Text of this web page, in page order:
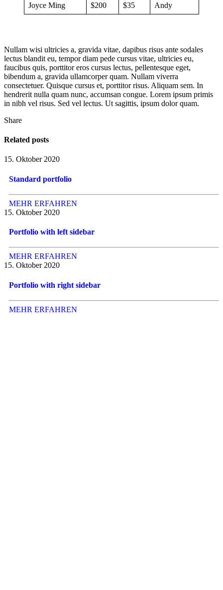
Joyce Ming $200 $35 Andy
Nullam wisi ultricies a, gravida vitae, dapibus risus ante sodales
lectus blandit eu, tempor diam pede cursus vitae, ultricies eu,
faucibus quis, porttitor eros cursus lectus, pellentesque eget,
bibendum a, gravida ullamcorper quam. Nullam viverra
consectetuer. Quisque cursus et, porttitor risus. Aliquam sem. In
hendrerit nulla quam nunc, accumsan congue. Lorem ipsum primis
in nibh vel risus. Sed vel lectus. Ut sagittis, ipsum dolor quam.
Share
Related posts
15. Oktober 2020
Standard portfolio
MEHR ERFAHREN
15. Oktober 2020
Portfolio with left sidebar
MEHR ERFAHREN
15. Oktober 2020
Portfolio with right sidebar
MEHR ERFAHREN